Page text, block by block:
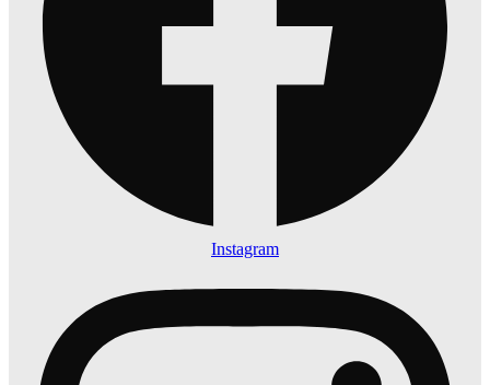
Instagram